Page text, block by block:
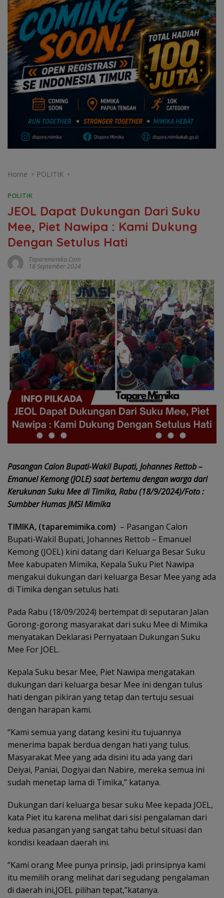
Home POLITIK
POLITIK
JEOL Dapat Dukungan Dari Suku
Mee, Piet Nawipa : Kami Dukung
Dengan Setulus Hati
Taparemimika.com
18 September 2024
Pasangan Calon Bupati-Wakil Bupati, Johannes Rettob –
Emanuel Kemong (JOLE) saat bertemu dengan warga dari
Kerukunan Suku Mee di Timika, Rabu (18/9/2024)/Foto :
Sumbber Humas JMSI Mimika
TIMIKA, (taparemimika.com) – Pasangan Calon
Bupati-Wakil Bupati, Johannes Rettob – Emanuel
Kemong (JOEL) kini datang dari Keluarga Besar Suku
Mee kabupaten Mimika, Kepala Suku Piet Nawipa
mengakui dukungan dari keluarga Besar Mee yang ada
di Timika dengan setulus hati.
Pada Rabu (18/09/2024) bertempat di seputaran Jalan
Gorong-gorong masyarakat dari suku Mee di Mimika
menyatakan Deklarasi Pernyataan Dukungan Suku
Mee For JOEL.
Kepala Suku besar Mee, Piet Nawipa mengatakan
dukungan dari keluarga besar Mee ini dengan tulus
hati dengan pikiran yang tetap dan tertuju sesuai
dengan harapan kami.
“Kami semua yang datang kesini itu tujuannya
menerima bapak berdua dengan hati yang tulus.
Masyarakat Mee yang ada disini itu ada yang dari
Deiyai, Paniai, Dogiyai dan Nabire, mereka semua ini
sudah menetap lama di Timika,” katanya.
Dukungan dari keluarga besar suku Mee kepada JOEL,
kata Piet itu karena melihat dari sisi pengalaman dari
kedua pasangan yang sangat tahu betul situasi dan
kondisi keadaan daerah ini.
“Kami orang Mee punya prinsip, jadi prinsipnya kami
itu memilih orang melihat dari segudang pengalaman
di daerah ini,JOEL pilihan tepat,”katanya.